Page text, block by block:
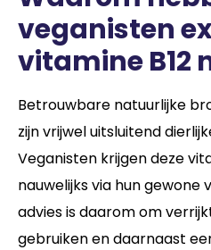
veganisten
vitamine B12
Betrouwbare natuurlijke
zijn vrijwel uitsluitend
Veganisten krijgen deze
nauwelijks via hun gewone
advies is daarom om
gebruiken en daarnaast